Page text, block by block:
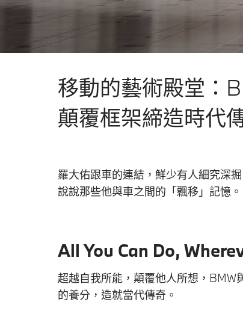
移動的藝術殿堂：
顛覆框架締造時代
羅大佑跟車的連結，鮮少有人細究深
說說那些他與車之間的「飄移」記憶。
All You Can Do,
超越自我所能，顛覆他人所想，BMW
的養分，造就當代傳奇。